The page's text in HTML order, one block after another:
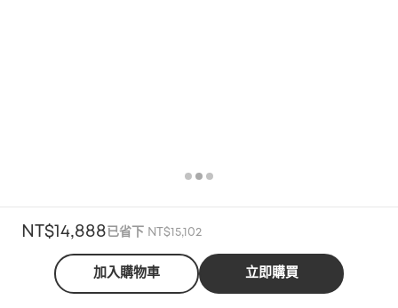
NT$14,888 已省下 NT$15,102
加入購物車 立即購買